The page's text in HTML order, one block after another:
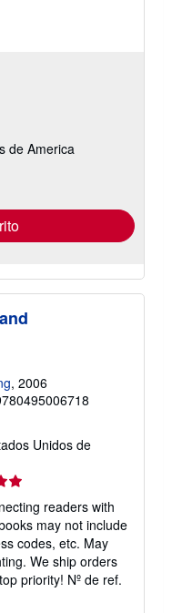
de America
, 2006
Unidos de
readers with
may not include
codes, etc. May
We ship orders
priority! Nº de ref.